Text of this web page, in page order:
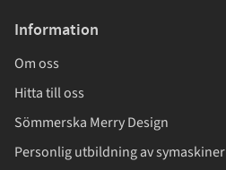
Information
Om oss
Hitta till oss
Sömmerska Merry Design
Personlig utbildning av symaskiner